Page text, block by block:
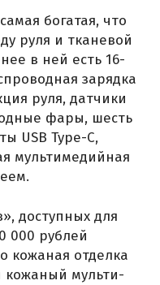
богатая, что
руля и тканевой
в ней есть 16-
зарядка
руля, датчики
фары, шесть
USB Type-C,
мультимедийная
доступных для
000 рублей
кожаная отделка
кожаный мульти-